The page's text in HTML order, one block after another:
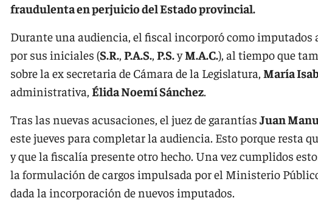
fraudulenta en perjuicio del Estado provincial.
Durante una audiencia, el fiscal incorporó como
por sus iniciales (S.R., P.A.S., P.S.yM.A.C.), al tiempo que
sobre la ex secretaria de Cámara de la Legislatura, María
administrativa, Élida Noemí Sánchez.
Tras las nuevas acusaciones, el juez de garantías Juan
este jueves para completar la audiencia. Esto porque resta
y que la fiscalía presente otro hecho. Una vez cumplidos
la formulación de cargos impulsada por el Ministerio
dada la incorporación de nuevos imputados.